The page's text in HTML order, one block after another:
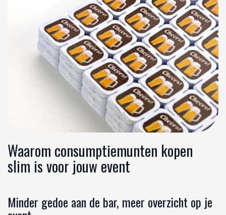
Waarom consumptiemunten kopen
slim is voor jouw event
Minder gedoe aan de bar, meer overzicht op je